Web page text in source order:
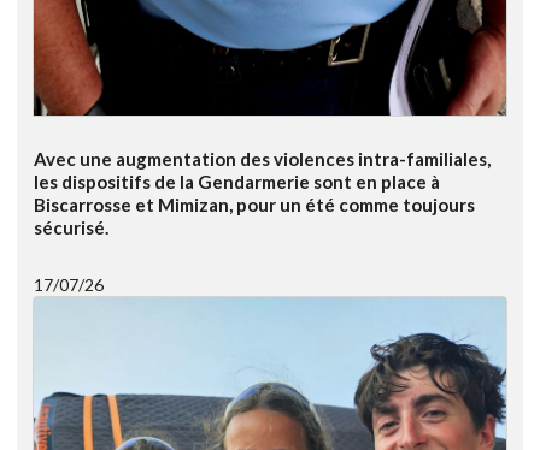
Avec une augmentation des violences intra-familiales,
les dispositifs de la Gendarmerie sont en place à
Biscarrosse et Mimizan, pour un été comme toujours
sécurisé.
17/07/26